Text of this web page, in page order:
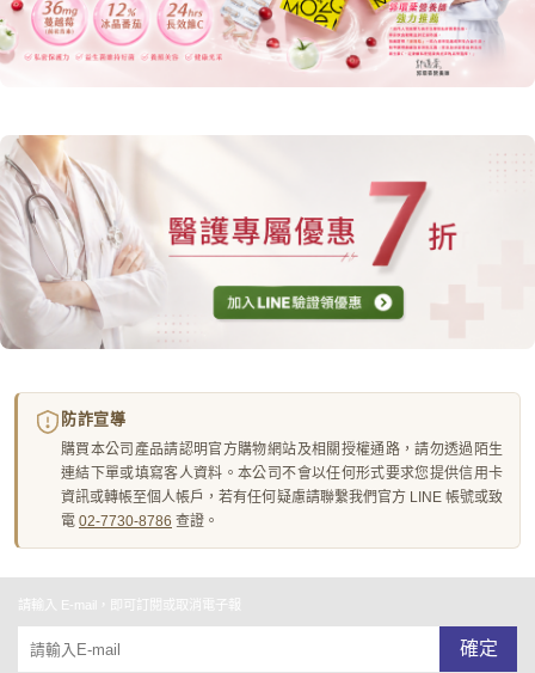
防詐宣導
購買本公司產品請認明官方購物網站及相關授權通路，請勿透過陌生
連結下單或填寫客人資料。本公司不會以任何形式要求您提供信用卡
資訊或轉帳至個人帳戶，若有任何疑慮請聯繫我們官方 LINE 帳號或致
電 02-7730-8786 查證。
請輸入 E-mail，即可訂閱或取消電子報
確定